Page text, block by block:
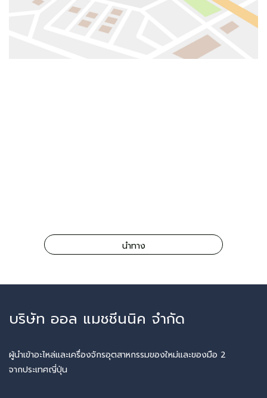
นำทาง
บริษัท ออล แมชชีนนิค จำกัด
ผู้นำเข้าอะไหล่และเครื่องจักรอุตสาหกรรมของใหม่และของมือ 2
จากประเทศญี่ปุ่น